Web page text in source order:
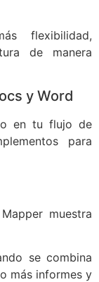
flexibilidad,
de manera
y Word
en tu flujo de
para
muestra
se combina
más informes y